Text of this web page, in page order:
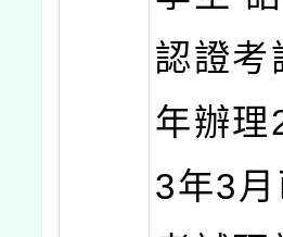
認證考
年辦理
3年3